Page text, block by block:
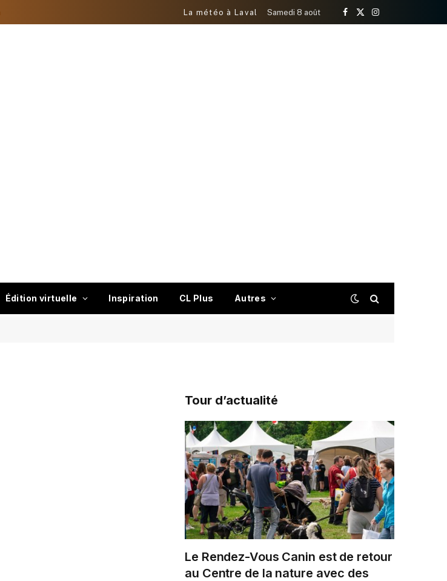
La météo à Laval Samedi 8 août
Facebook
X
Instagram
Édition virtuelle Inspiration CL Plus Autres
Tour d’actualité
Le Rendez-Vous Canin est de retour
au Centre de la nature avec des